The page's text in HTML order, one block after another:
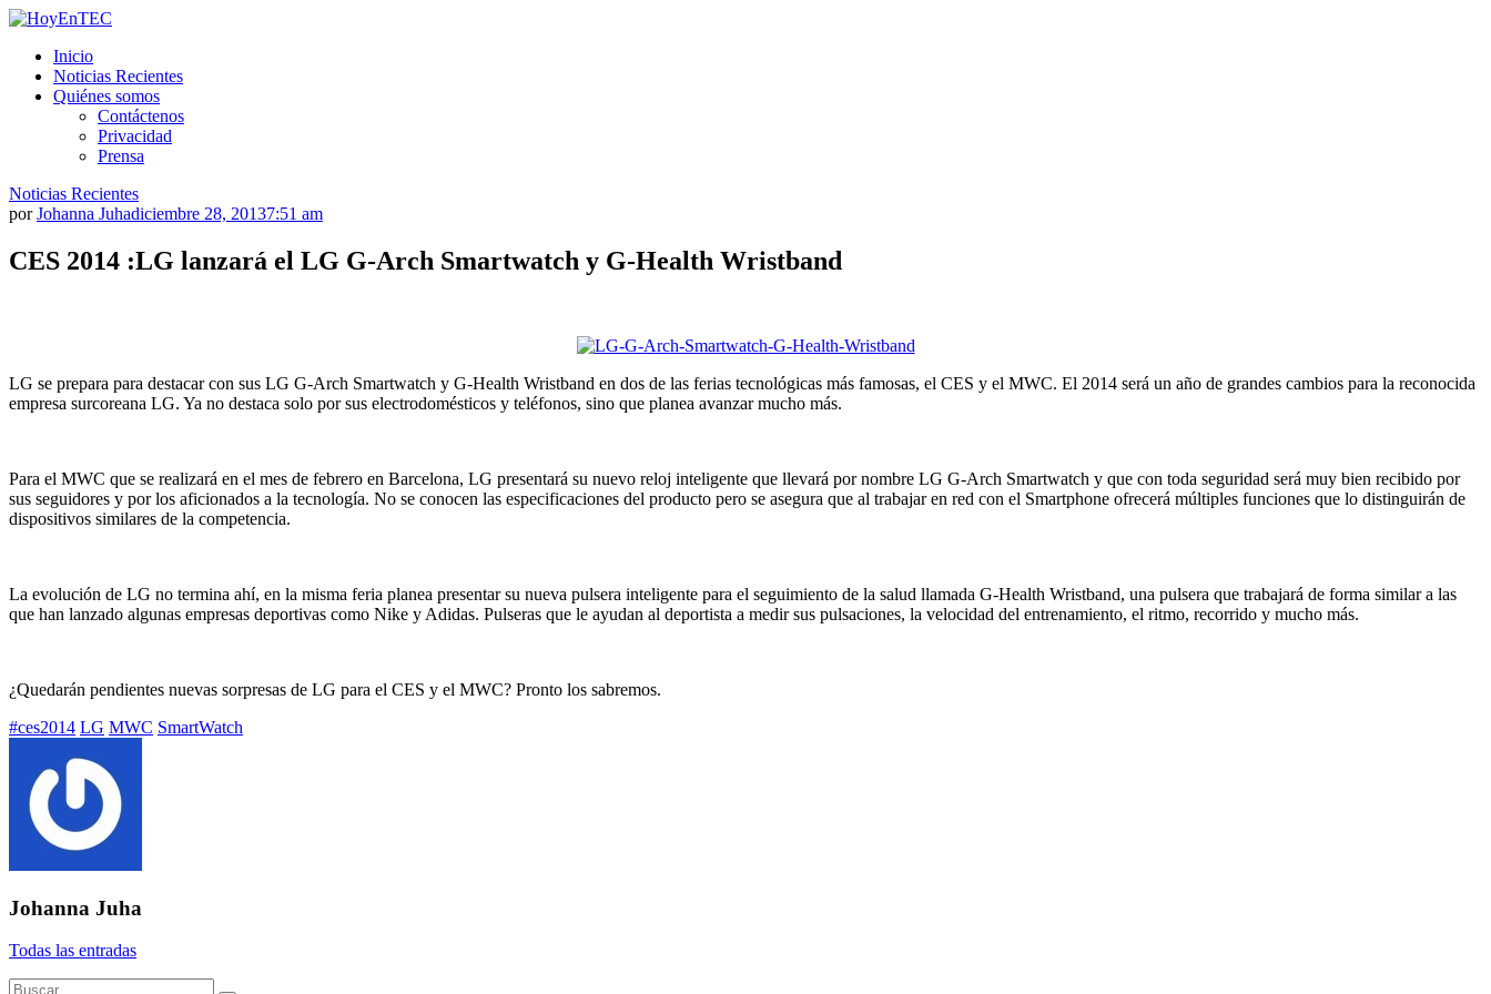
Saltar
contenido.
Inicio
Noticias Recientes
Quiénes somos
Contáctenos
Privacidad
Prensa
Noticias Recientes
porJohanna Juhadiciembre 28, 20137:51 am
CES 2014 :LG lanzará el LG G-Arch Smartwatch y G-Health Wristband
LG se prepara para destacar con sus LG G-Arch Smartwatch y G-Health Wristband en dos de las ferias tecnológicas más famosas, el CES y el MWC. El 2014 será un año de grandes cambios para la reconocida
empresa surcoreana LG. Ya no destaca solo por sus electrodomésticos y teléfonos, sino que planea avanzar mucho más.
Para el MWC que se realizará en el mes de febrero en Barcelona, LG presentará su nuevo reloj inteligente que llevará por nombre LG G-Arch Smartwatch y que con toda seguridad será muy bien recibido por
sus seguidores y por los aficionados a la tecnología. No se conocen las especificaciones del producto pero se asegura que al trabajar en red con el Smartphone ofrecerá múltiples funciones que lo distinguirán de
dispositivos similares de la competencia.
La evolución de LG no termina ahí, en la misma feria planea presentar su nueva pulsera inteligente para el seguimiento de la salud llamada G-Health Wristband, una pulsera que trabajará de forma similar a las
que han lanzado algunas empresas deportivas como Nike y Adidas. Pulseras que le ayudan al deportista a medir sus pulsaciones, la velocidad del entrenamiento, el ritmo, recorrido y mucho más.
¿Quedarán pendientes nuevas sorpresas de LG para el CES y el MWC? Pronto los sabremos.
Etiquetado
#ces2014 LG MWC SmartWatch
Johanna Juha
Todas las entradas
Buscar: